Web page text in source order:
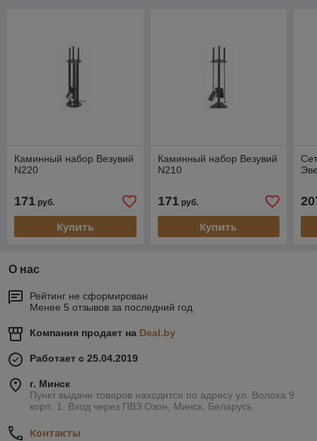
Каминный набор Везувий
N220
171 руб.
Купить
Каминный набор Везувий
N210
171руб.
Купить
О нас
Рейтинг не сформирован
Менее 5 отзывов за последний год
Компания продает на Deal.by
Работает с 25.04.2019
г. Минск
Пункт выдачи товаров находится по адресу ул. Волоха 9
корп. 1. Вход через ПВЗ Озон, Минск, Беларусь
Контакты